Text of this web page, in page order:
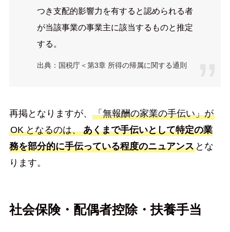
つき支配的影響力を有すると認められる者
が当該事業の事業主に該当するものと推定
する。
出典：国税庁＜第3章 所得の帰属に関する通則
再掲となりますが、 「無報酬の家業の手伝い」が
OK となるのは、 あくまで手伝いとして特定の業
務を部分的に手伝っている程度のニュアンスとな
ります。
社会保険・配偶者控除・扶養手当